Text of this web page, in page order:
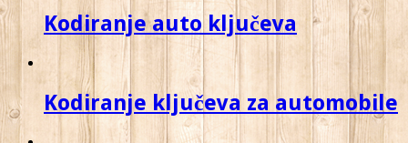
Kodiranje auto ključeva
Kodiranje ključeva za automobile